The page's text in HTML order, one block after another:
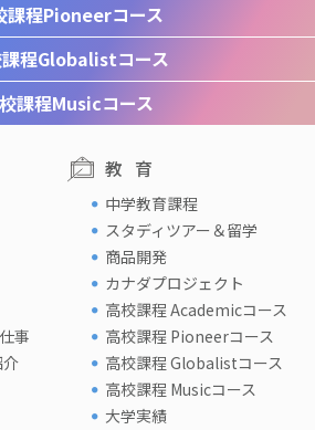
課程Pioneerコース
程Globalistコース
課程Musicコース
事
教育
中学教育課程
スタディツアー＆留学
商品開発
カナダプロジェクト
高校課程 Academicコース
高校課程 Pioneerコース
高校課程 Globalistコース
高校課程 Musicコース
大学実績